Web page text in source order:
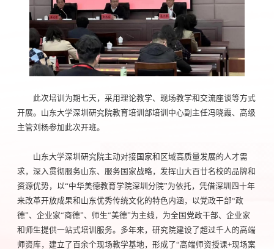
此次培训为期七天，采用理论教学、现场教学和交流座谈等方式
开展。山东大学深圳研究院教育培训部培训中心副主任冯晓霞、高级
主管刘杨参加此次开班。
山东大学深圳研究院主动对接国家和区域高质量发展的人才需
求，深入贯彻服务山东、服务国家战略，发挥山大百廿名校的品牌和
资源优势，以“中华美德教育学院深圳分院”为依托，凭借深圳四十年
来改革开放成果和山东优秀传统文化的特色内涵，以党政干部“政
德”、企业家“商德”、师生“美德”为主线，为全国党政干部、企业家
和师生提供一站式培训服务。多年来，研究院建设了超过千人的高端
师资库，建立了百余个现场教学基地，形成了“高端师资授课+现场案